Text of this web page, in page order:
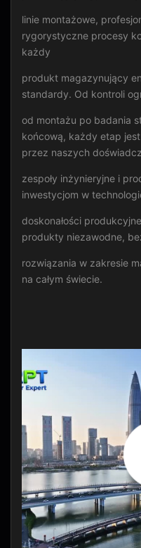
linie montażowe,
rygorystyczne procesy
każdy
produkt magazynujący
standardy. Od kontroli
od montażu po badania
końcową, każdy etap
przez naszych
zespoły inżynieryjne i
inwestycjom w
doskonałości
produkty niezawodne,
rozwiązania w zakresie
na całym świecie.